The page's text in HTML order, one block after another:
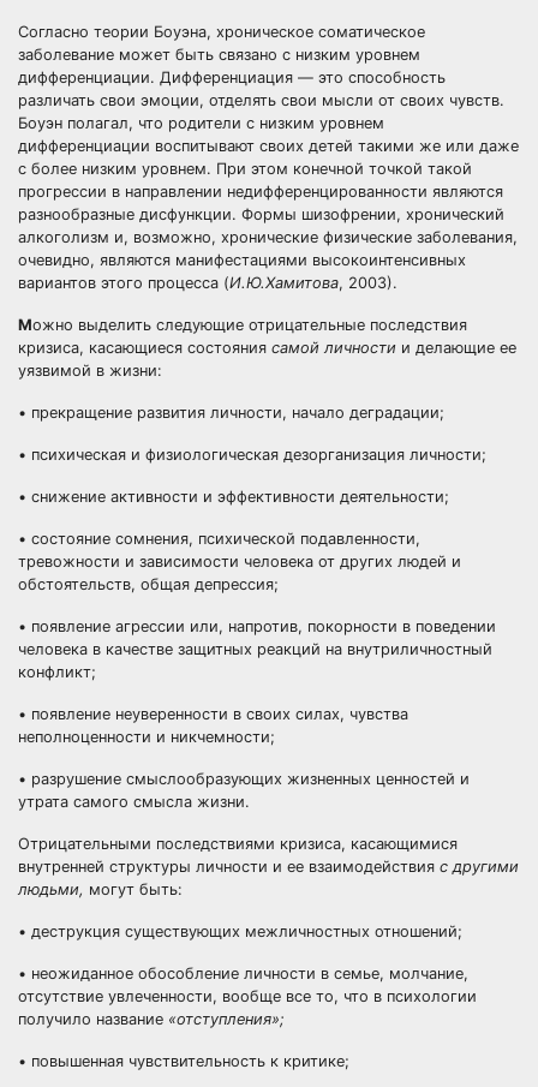
Согласно теории Боуэна, хроническое соматическое
заболевание может быть связано с низким уровнем
дифференциации. Дифференциация — это способность
различать свои эмоции, отделять свои мысли от своих чувств.
Боуэн полагал, что родители с низким уровнем
дифференциации воспитывают своих детей такими же или даже
с более низким уровнем. При этом конечной точкой такой
прогрессии в направлении недифференцированности являются
разнообразные дисфункции. Формы шизофрении, хронический
алкоголизм и, возможно, хронические физические заболевания,
очевидно, являются манифестациями высокоинтенсивных
вариантов этого процесса (И.Ю.Хамитова, 2003).
Можно выделить следующие отрицательные последствия
кризиса, касающиеся состояния самой личности и делающие ее
уязвимой в жизни:
• прекращение развития личности, начало деградации;
• психическая и физиологическая дезорганизация личности;
• снижение активности и эффективности деятельности;
• состояние сомнения, психической подавленности,
тревожности и зависимости человека от других людей и
обстоятельств, общая депрессия;
• появление агрессии или, напротив, покорности в поведении
человека в качестве защитных реакций на внутриличностный
конфликт;
• появление неуверенности в своих силах, чувства
неполноценности и никчемности;
• разрушение смыслообразующих жизненных ценностей и
утрата самого смысла жизни.
Отрицательными последствиями кризиса, касающимися
внутренней структуры личности и ее взаимодействия с другими
людьми, могут быть:
• деструкция существующих межличностных отношений;
• неожиданное обособление личности в семье, молчание,
отсутствие увлеченности, вообще все то, что в психологии
получило название «отступления»;
• повышенная чувствительность к критике;